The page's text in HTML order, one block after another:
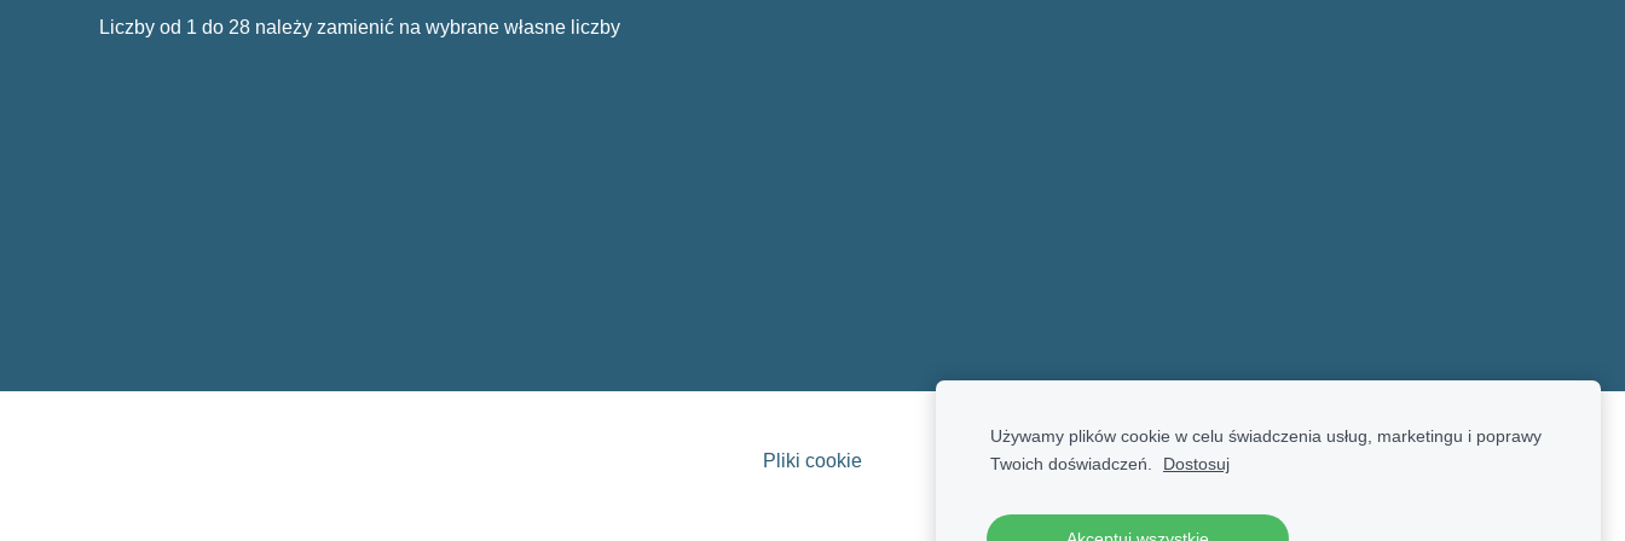
Liczby od 1 do 28 należy zamienić na wybrane własne liczby
Pliki cookie
Używamy plików cookie w celu świadczenia usług, marketingu i poprawy
Twoich doświadczeń.
Dostosuj